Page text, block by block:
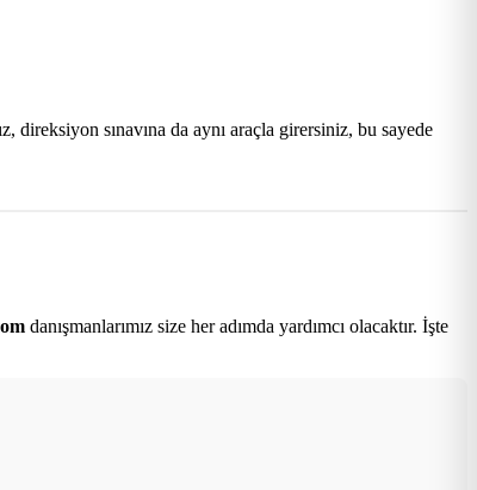
direksiyon sınavına da aynı araçla girersiniz, bu sayede
danışmanlarımız size her adımda yardımcı olacaktır. İşte